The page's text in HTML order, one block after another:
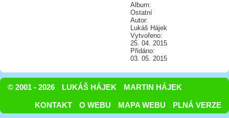
Album:
Ostatní
Autor:
Lukáš Hájek
Vytvořeno:
25. 04. 2015
Přidáno:
03. 05. 2015
© 2001 - 2026 LUKÁŠ HÁJEK MARTIN HÁJEK
PLNÁ VERZE
MAPA WEBU
O WEBU
KONTAKT